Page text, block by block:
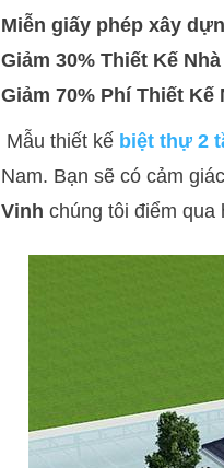
Miễn giấy phép xây
Giảm 30% Thiết Kế
Giảm 70% Phí Thiết Kế
Mẫu thiết kế biệt thự 2
Nam. Bạn sẽ có cảm
Vinh chúng tôi điểm qua